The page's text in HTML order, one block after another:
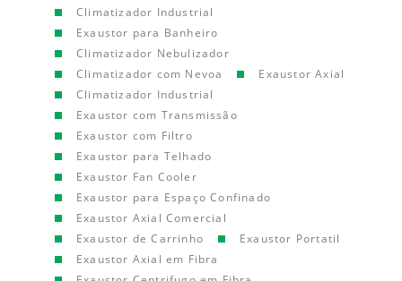
Climatizador Industrial
Exaustor para Banheiro
Climatizador Nebulizador
Climatizador com Nevoa
Exaustor Axial
Climatizador Industrial
Exaustor com Transmissão
Exaustor com Filtro
Exaustor para Telhado
Exaustor Fan Cooler
Exaustor para Espaço Confinado
Exaustor Axial Comercial
Exaustor de Carrinho
Exaustor Portatil
Exaustor Axial em Fibra